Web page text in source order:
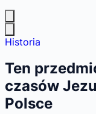
Historia
Ten
czasów
Polsce